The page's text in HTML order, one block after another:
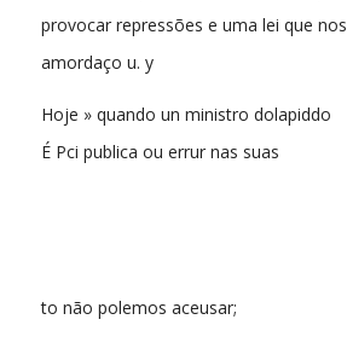
provocar repressões e uma lei que nos
amordaço u. y
Hoje » quando un ministro dolapiddo
É Pci publica ou errur nas suas
to não polemos aceusar;